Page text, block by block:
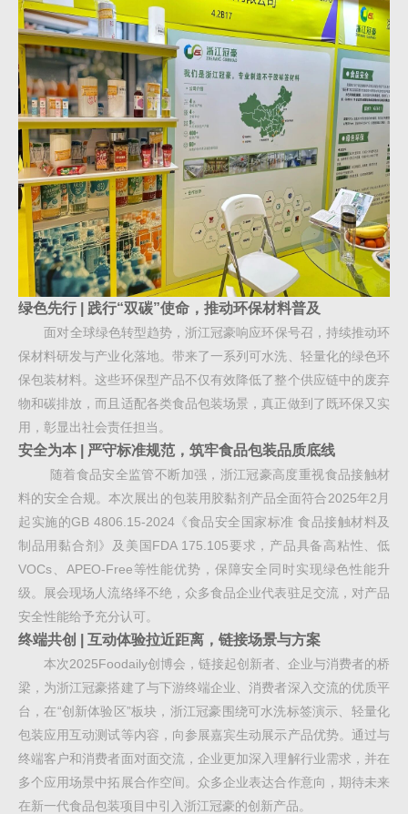
绿色先行 | 践行“双碳”使命，推动环保材料普及
面对全球绿色转型趋势，浙江冠豪响应环保号召，持续推动环
保材料研发与产业化落地。带来了一系列可水洗、轻量化的绿色环
保包装材料。这些环保型产品不仅有效降低了整个供应链中的废弃
物和碳排放，而且适配各类食品包装场景，真正做到了既环保又实
用，彰显出社会责任担当。
安全为本 | 严守标准规范，筑牢食品包装品质底线
随着食品安全监管不断加强，浙江冠豪高度重视食品接触材
料的安全合规。本次展出的包装用胶黏剂产品全面符合2025年2月
起实施的GB 4806.15-2024《食品安全国家标准 食品接触材料及
制品用黏合剂》及美国FDA 175.105要求，产品具备高粘性、低
VOCs、APEO-Free等性能优势，保障安全同时实现绿色性能升
级。展会现场人流络绎不绝，众多食品企业代表驻足交流，对产品
安全性能给予充分认可。
终端共创 | 互动体验拉近距离，链接场景与方案
本次2025Foodaily创博会，链接起创新者、企业与消费者的桥
梁，为浙江冠豪搭建了与下游终端企业、消费者深入交流的优质平
台，在“创新体验区”板块，浙江冠豪围绕可水洗标签演示、轻量化
包装应用互动测试等内容，向参展嘉宾生动展示产品优势。通过与
终端客户和消费者面对面交流，企业更加深入理解行业需求，并在
多个应用场景中拓展合作空间。众多企业表达合作意向，期待未来
在新一代食品包装项目中引入浙江冠豪的创新产品。